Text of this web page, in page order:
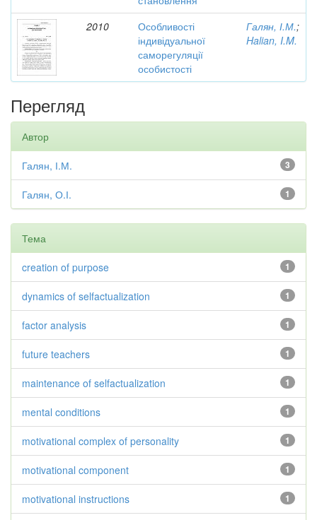
2010
Особливості
індивідуальної
саморегуляції
особистості
Галян, І.М.;
Halian, I.M.
Перегляд
Автор
3
Галян, І.М.
1
Галян, О.І.
Тема
1
creation of purpose
1
dynamics of selfactualization
1
factor analysis
1
future teachers
1
maintenance of selfactualization
1
mental conditions
1
motivational complex of personality
1
motivational component
1
motivational instructions